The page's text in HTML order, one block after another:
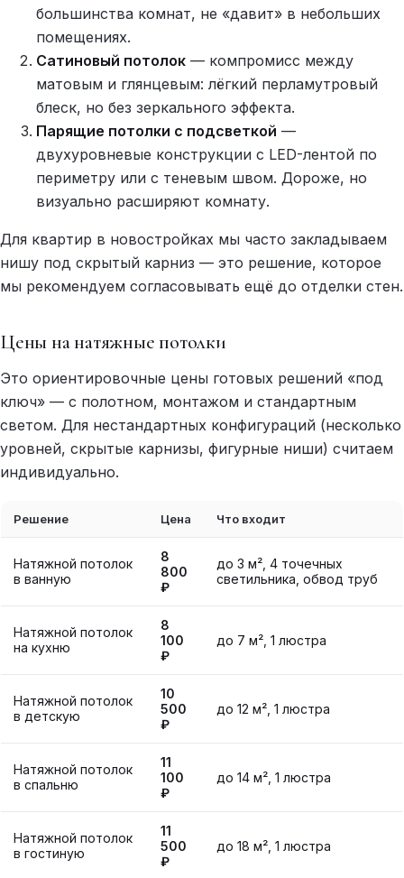
большинства комнат, не «давит» в небольших
помещениях.
Сатиновый потолок — компромисс между
матовым и глянцевым: лёгкий перламутровый
блеск, но без зеркального эффекта.
Парящие потолки с подсветкой —
двухуровневые конструкции с LED-лентой по
периметру или с теневым швом. Дороже, но
визуально расширяют комнату.
Для квартир в новостройках мы часто закладываем
нишу под скрытый карниз — это решение, которое
мы рекомендуем согласовывать ещё до отделки стен.
Цены на натяжные потолки
Это ориентировочные цены готовых решений «под
ключ» — с полотном, монтажом и стандартным
светом. Для нестандартных конфигураций (несколько
уровней, скрытые карнизы, фигурные ниши) считаем
индивидуально.
Решение Цена Что входит
Натяжной потолок
в ванную
8
800
₽
до 3 м², 4 точечных
светильника, обвод труб
Натяжной потолок
на кухню
8
100
₽
до 7 м², 1 люстра
Натяжной потолок
в детскую
10
500
₽
до 12 м², 1 люстра
Натяжной потолок
в спальню
11
100
₽
до 14 м², 1 люстра
Натяжной потолок
в гостиную
11
500
₽
до 18 м², 1 люстра